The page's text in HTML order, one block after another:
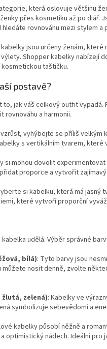
která oslovuje většinu
přes kosmetiku až po diář.
rovnováhu mezi stylem a
kabelky jsou určeny ženám,
Shopper kabelky
taštičku.
postavě?
jak váš celkový outfit
rovnováhu a harmonii.
vyhýbejte se příliš
s vertikálním tvarem, které
si mohou dovolit
proporce a vytvořit
si kabelku, která má jasný
které vytvoří proporční
udělá. Výběr správné
bílá): Tyto barvy jsou
nosit denně, zvolte
žlutá, zelená): Kabelky ve
symbolizuje sebevědomí a
kabelky působí něžně a
optimistický nádech. Ideální pro